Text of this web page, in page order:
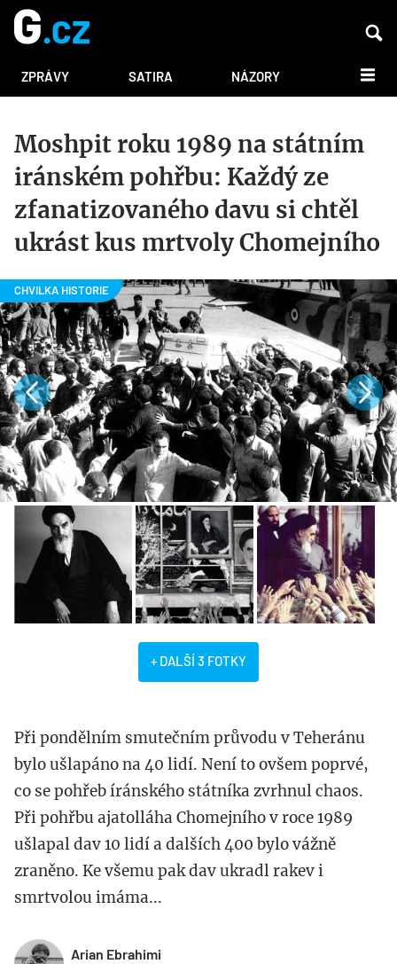
ZPRÁVY SATIRA NÁZORY DALŠÍ
Moshpit roku 1989 na státním
iránském pohřbu: Každý ze
zfanatizovaného davu si chtěl
ukrást kus mrtvoly Chomejního
+ DALŠÍ 3 FOTKY
Při pondělním smutečním průvodu v Teheránu
bylo ušlapáno na 40 lidí. Není to ovšem poprvé,
co se pohřeb íránského státníka zvrhnul chaos.
Při pohřbu ajatolláha Chomejního v roce 1989
ušlapal dav 10 lidí a dalších 400 bylo vážně
zraněno. Ke všemu pak dav ukradl rakev i
smrtvolou imáma...
Arian Ebrahimi